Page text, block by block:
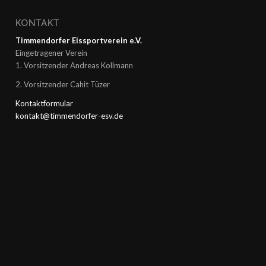
KONTAKT
Timmendorfer Eissportverein e.V.
Eingetragener Verein
1. Vorsitzender Andreas Kollmann
2. Vorsitzender Cahit Tüzer
Kontaktformular
kontakt@timmendorfer-esv.de